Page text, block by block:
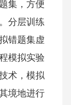
集，方便
分层训练
错题集虚
模拟实验
术，模拟
境地进行